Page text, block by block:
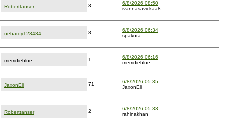
Roberttanser 3
6/8/2026 08:50
ivannasavickaa8
neharoy123434 8
6/8/2026 06:34
spakora
merridieblue 1
6/8/2026 06:16
merridieblue
JaxonEli 71
6/8/2026 05:35
JaxonEli
Roberttanser 2
6/8/2026 05:33
rahinakhan